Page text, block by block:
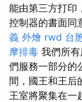
能由第三方打印
控制器的書面同
義 外燴 rwd 台
摩排毒 我們所
們服務一部分的
間，國王和王后
王室將聚集在一